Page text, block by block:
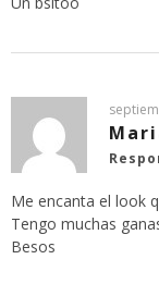
Me encanta el look
Tengo muchas
Besos